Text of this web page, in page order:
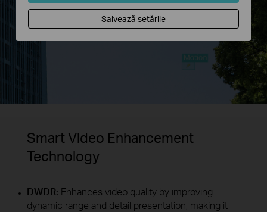
Smart Video Enhancement
Technology
DWDR: Enhances video quality by improving
dynamic range and detail presentation, making it
Salvează setările